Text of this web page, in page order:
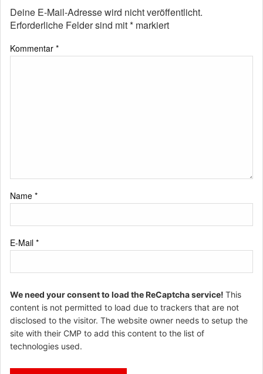
Deine E-Mail-Adresse wird nicht veröffentlicht.
Erforderliche Felder sind mit* markiert
Kommentar *
Name *
E-Mail *
We need your consent to load the ReCaptcha service! This
content is not permitted to load due to trackers that are not
disclosed to the visitor. The website owner needs to setup the
site with their CMP to add this content to the list of
technologies used.